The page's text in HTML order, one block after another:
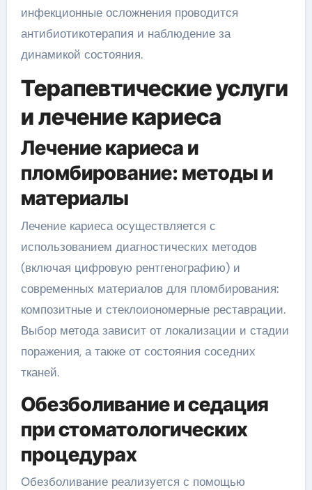
инфекционные осложнения проводится
антибиотикотерапия и наблюдение за
динамикой состояния.
Терапевтические услуги
и лечение кариеса
Лечение кариеса и
пломбирование: методы и
материалы
Лечение кариеса осуществляется с
использованием диагностических методов
(включая цифровую рентгенографию) и
современных материалов для пломбирования:
композитные и стеклоиономерные реставрации.
Выбор метода зависит от локализации и стадии
поражения, а также от состояния соседних
тканей.
Обезболивание и седация
при стоматологических
процедурах
Обезболивание реализуется с помощью